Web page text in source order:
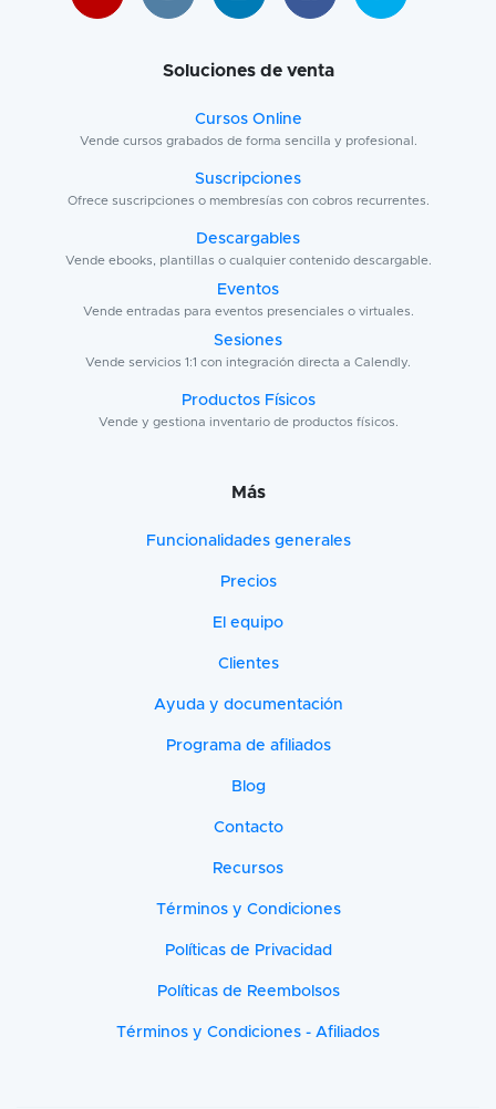
Soluciones de venta
Cursos Online
Vende cursos grabados de forma sencilla y profesional.
Suscripciones
Ofrece suscripciones o membresías con cobros recurrentes.
Descargables
Vende ebooks, plantillas o cualquier contenido descargable.
Eventos
Vende entradas para eventos presenciales o virtuales.
Sesiones
Vende servicios 1:1 con integración directa a Calendly.
Productos Físicos
Vende y gestiona inventario de productos físicos.
Más
Funcionalidades generales
Precios
El equipo
Clientes
Ayuda y documentación
Programa de afiliados
Blog
Contacto
Recursos
Términos y Condiciones
Políticas de Privacidad
Políticas de Reembolsos
Términos y Condiciones - Afiliados